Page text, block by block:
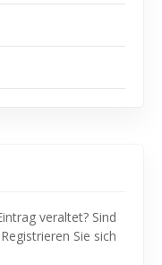
veraltet? Sind
Sie sich